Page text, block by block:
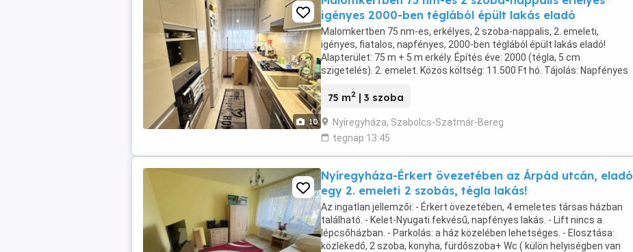
10
igényes 2000-ben téglából épült lakás eladó
Malomkertben 75 nm-es, erkélyes, 2 szoba-nappalis, 2. emeleti,
igényes, fiatalos, napfényes, 2000-ben téglából épült lakás eladó!
Alapterület: 75 m + 5 m erkély. Építés éve: 2000 (tégla, 5 cm
szigetelés). 2. emelet. Közös költség: 11.500 Ft hó. Tájolás: Napfényes
75 m2 | 3 szoba
Nyíregyháza, Szabolcs-Szatmár-Bereg
tegnap 13:45
Nyíregyháza-Érkert övezetében az Árpád utcán, eladó
egy 2. emeleti 2 szobás, tégla lakás!
Az ingatlan jellemzői: - Érkert övezetében, 4 emeletes társas házban
található. - Kelet-Nyugati fekvésű, napfényes lakás. - Lift nincs a
lépcsőházban. - Parkolás: a ház közelében lehetséges. - Elosztása:
közlekedő, 2 szoba, konyha, fürdőszoba+ Wc ( külön helyiségben van